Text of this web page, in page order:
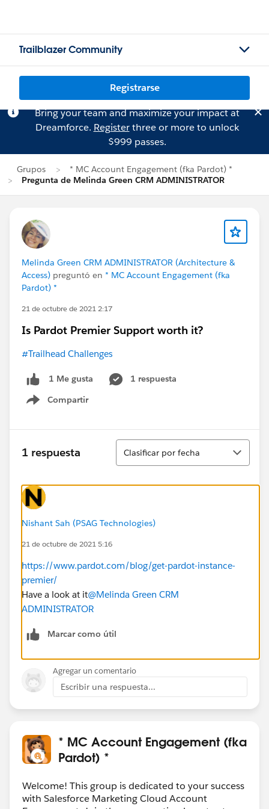
Trailblazer Community
Registrarse
Bring your team and maximize your impact at
Dreamforce. Registerthree or more to unlock
$999 passes.
Grupos
* MC Account Engagement (fka Pardot) *
Pregunta de Melinda Green CRM ADMINISTRATOR
Melinda Green CRM ADMINISTRATOR (Architecture &
Access) preguntó en * MC Account Engagement (fka
Pardot) *
21 de octubre de 2021 2:17
Is Pardot Premier Support worth it?
#Trailhead Challenges
1 Me gusta
1 respuesta
Compartir
Show menu
1 respuesta
Ordenar
Clasificar por fecha
Nishant Sah (PSAG Technologies)
21 de octubre de 2021 5:16
https://www.pardot.com/blog/get-pardot-instance-
premier/
Have a look at it@Melinda Green CRM
ADMINISTRATOR
Marcar como útil
Agregar un comentario
Escribir una respuesta...
* MC Account Engagement (fka
Pardot) *
Welcome! This group is dedicated to your success
with Salesforce Marketing Cloud Account